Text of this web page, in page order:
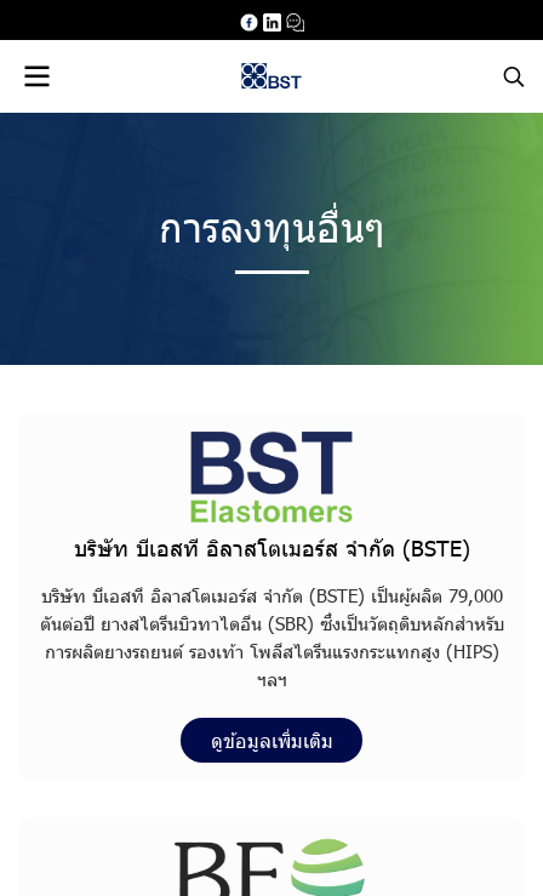
การลงทุนอื่นๆ
บริษัท บีเอสที อิลาสโตเมอร์ส จำกัด (ฺBSTE)
บริษัท บีเอสที อิลาสโตเมอร์ส จำกัด (BSTE) เป็นผู้ผลิต 79,000
ตันต่อปี ยางสไตรีนบิวทาไดอีน (SBR) ซึ่งเป็นวัตถุดิบหลักสำหรับ
การผลิตยางรถยนต์ รองเท้า โพลีสไตรีนแรงกระแทกสูง (HIPS)
ฯลฯ
ดูข้อมูลเพิ่มเติม